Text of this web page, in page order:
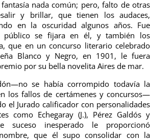
nada común; pero, falto de otras
y brillar, que tienen los audaces,
en la oscuridad algunos años. Fue
público se fijara en él, y también los
que en un concurso literario celebrado
Blanco y Negro, en 1901, le fuera
por su bella novelita Aires de mar.
se había corrompido todavía la
los fallos de certámenes y concursos—
el Jurado calificador con personalidades
como Echegaray (J.), Pérez Galdós y
suceso inesperado le proporcionó
que él supo consolidar con la